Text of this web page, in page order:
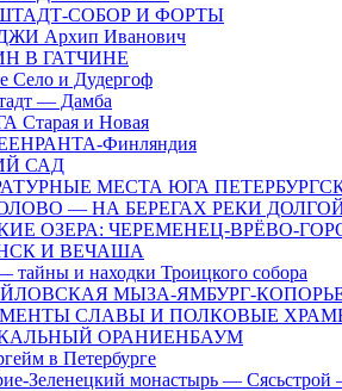
СОБОР И ФОРТЫ
Архип Иванович
В ГАТЧИНЕ
Село и Дудергоф
— Дамба
Старая и Новая
Финляндия
САД
МЕСТА ЮГА
— НА БЕРЕГАХ РЕКИ
ОЗЕРА: ЧЕРЕМЕНЕЦ-ВРЁВО-
И ВЕЧАША
тайны и находки Троицкого собора
МЫЗА-ЯМБУРГ-
СЛАВЫ И ПОЛКОВЫЕ
ОРАНИЕНБАУМ
в Петербурге
Зеленецкий монастырь — Сясьстрой